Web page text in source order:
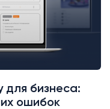
для бизнеса:
ошибок